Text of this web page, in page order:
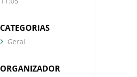
CATEGORIAS
Geral
ORGANIZADOR